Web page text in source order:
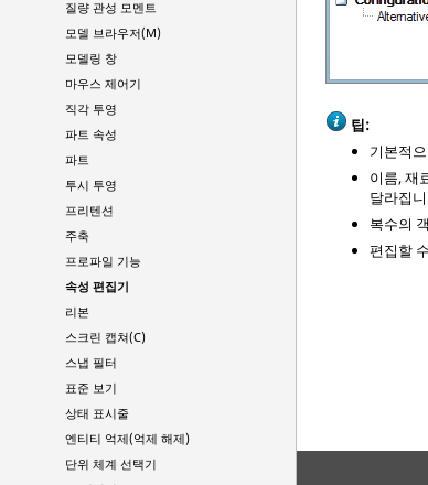
질량 관성 모멘트
모델 브라우저(M)
모델링 창
마우스 제어기
직각 투영
파트 속성
파트
투시 투영
프리텐션
주축
프로파일 기능
속성 편집기
리본
스크린 캡쳐(C)
스냅 필터
표준 보기
상태 표시줄
엔티티 억제(억제 해제)
단위 체계 선택기
팁:
기본적
이름, 재
달라집
복수의
편집할